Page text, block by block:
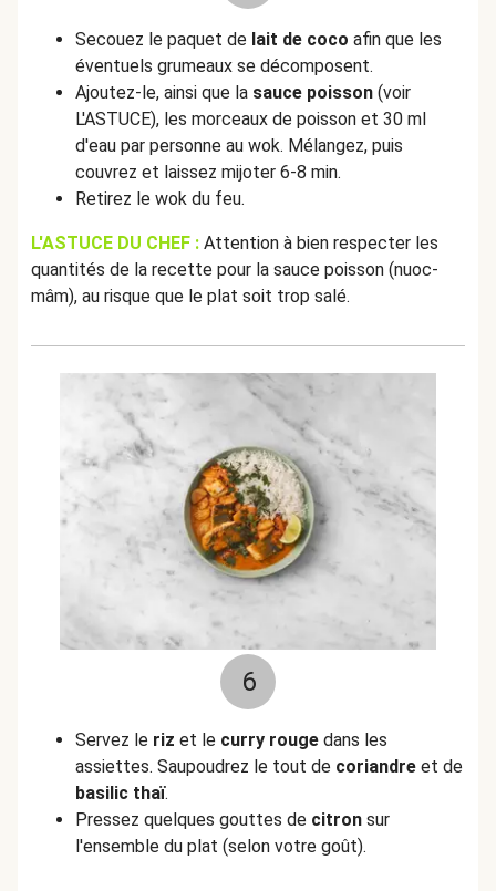
Secouez le paquet de lait de coco afin que les
éventuels grumeaux se décomposent.
Ajoutez-le, ainsi que la sauce poisson (voir
L'ASTUCE), les morceaux de poisson et 30 ml
d'eau par personne au wok. Mélangez, puis
couvrez et laissez mijoter 6-8 min.
Retirez le wok du feu.
L'ASTUCE DU CHEF : Attention à bien respecter les
quantités de la recette pour la sauce poisson (nuoc-
mâm), au risque que le plat soit trop salé.
6
Servez le riz et le curry rouge dans les
assiettes. Saupoudrez le tout de coriandre et de
basilic thaï.
Pressez quelques gouttes de citron sur
l'ensemble du plat (selon votre goût).